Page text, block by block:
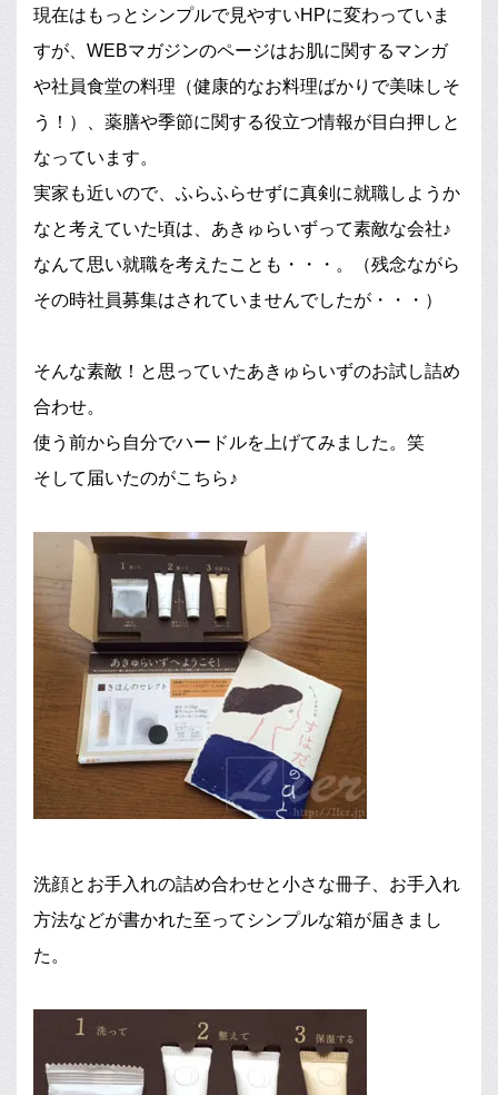
現在はもっとシンプルで見やすいHPに変わっていま
すが、WEBマガジンのページはお肌に関するマンガ
や社員食堂の料理（健康的なお料理ばかりで美味しそ
う！）、薬膳や季節に関する役立つ情報が目白押しと
なっています。
実家も近いので、ふらふらせずに真剣に就職しようか
なと考えていた頃は、あきゅらいずって素敵な会社♪
なんて思い就職を考えたことも・・・。（残念ながら
その時社員募集はされていませんでしたが・・・）
そんな素敵！と思っていたあきゅらいずのお試し詰め
合わせ。
使う前から自分でハードルを上げてみました。笑
そして届いたのがこちら♪
洗顔とお手入れの詰め合わせと小さな冊子、お手入れ
方法などが書かれた至ってシンプルな箱が届きまし
た。